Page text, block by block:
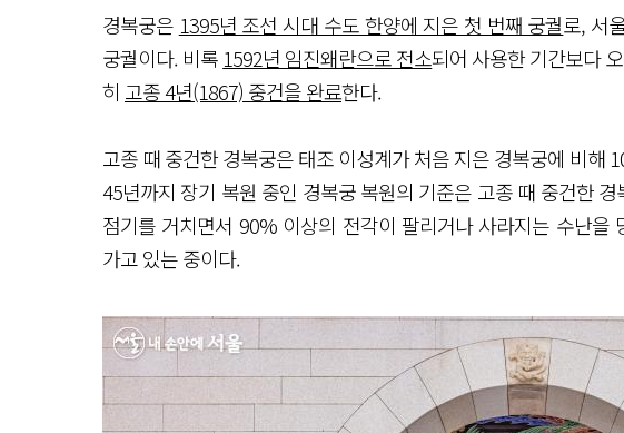
경복궁은 1395년 조선 시대 수도 한양에 지은 첫 번째 궁궐로, 서
궁궐이다. 비록 1592년 임진왜란으로 전소되어 사용한 기간보다
히 고종 4년(1867) 중건을 완료한다.
고종 때 중건한 경복궁은 태조 이성계가 처음 지은 경복궁에 비해
45년까지 장기 복원 중인 경복궁 복원의 기준은 고종 때 중건한
점기를 거치면서 90% 이상의 전각이 팔리거나 사라지는 수난을
가고 있는 중이다.